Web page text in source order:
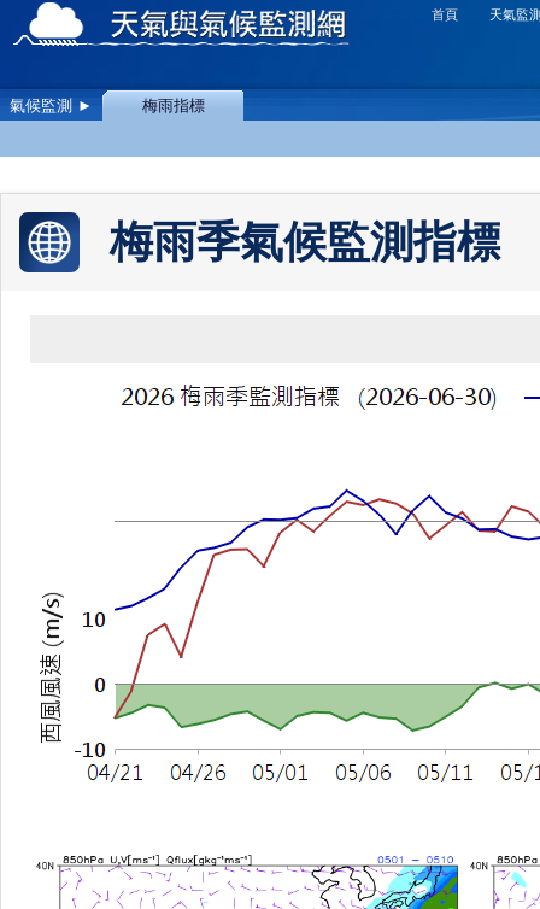
天氣監
首頁
氣候監測 ► 梅雨指標
梅雨季氣候監測指標